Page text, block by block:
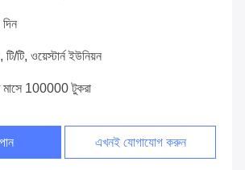
টি, ওয়েস্টার্ন ইউনিয়ন
মাসে 100000 টুকরা
এখনই যোগাযোগ করুন